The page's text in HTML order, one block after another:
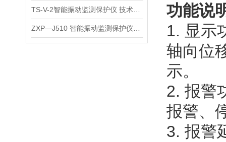
功能说
1. 显示
轴向位
示。
2. 报警
报警、
3. 报警